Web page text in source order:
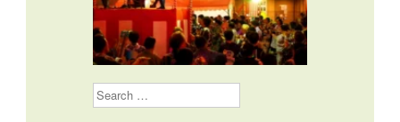
Search